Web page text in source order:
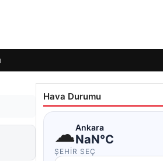
Hava Durumu
☁Ankara
NaN°C
ŞEHIR SEÇ